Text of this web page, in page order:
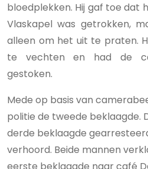
bloedplekken. Hij gaf toe dat
Vlaskapel was getrokken,
alleen om het uit te praten.
te vechten en had de
gestoken.
Mede op basis van
politie de tweede beklaagde.
derde beklaagde
verhoord. Beide mannen